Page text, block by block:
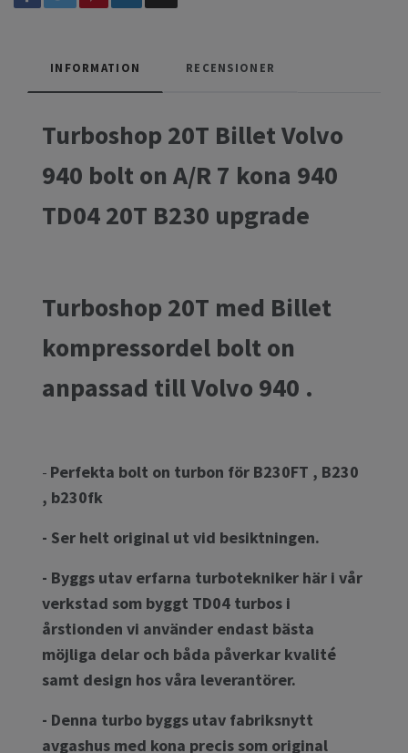
INFORMATION RECENSIONER
Turboshop 20T Billet Volvo
940 bolt on A/R 7 kona 940
TD04 20T B230 upgrade
Turboshop 20T med Billet
kompressordel bolt on
anpassad till Volvo 940 .
- Perfekta bolt on turbon för B230FT , B230
, b230fk
- Ser helt original ut vid besiktningen.
- Byggs utav erfarna turbotekniker här i vår
verkstad som byggt TD04 turbos i
årstionden vi använder endast bästa
möjliga delar och båda påverkar kvalité
samt design hos våra leverantörer.
- Denna turbo byggs utav fabriksnytt
avgashus med kona precis som original